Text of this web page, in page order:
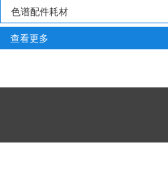
色谱配件耗材
查看更多